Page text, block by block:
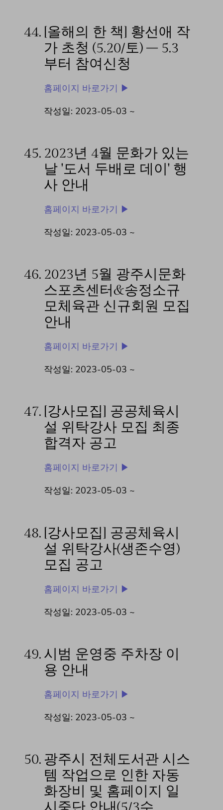
44. [올해의 한 책] 황선애 작
가 초청 (5.20/토) – 5.3
부터 참여신청
홈페이지 바로가기 ▶
작성일: 2023-05-03 ~
45. 2023년 4월 문화가 있는
날 '도서 두배로 데이' 행
사 안내
홈페이지 바로가기 ▶
작성일: 2023-05-03 ~
46. 2023년 5월 광주시문화
스포츠센터&송정소규
모체육관 신규회원 모집
안내
홈페이지 바로가기 ▶
작성일: 2023-05-03 ~
47. [강사모집] 공공체육시
설 위탁강사 모집 최종
합격자 공고
홈페이지 바로가기 ▶
작성일: 2023-05-03 ~
48. [강사모집] 공공체육시
설 위탁강사(생존수영)
모집 공고
홈페이지 바로가기 ▶
작성일: 2023-05-03 ~
49. 시범 운영중 주차장 이
용 안내
홈페이지 바로가기 ▶
작성일: 2023-05-03 ~
50. 광주시 전체도서관 시스
템 작업으로 인한 자동
화장비 및 홈페이지 일